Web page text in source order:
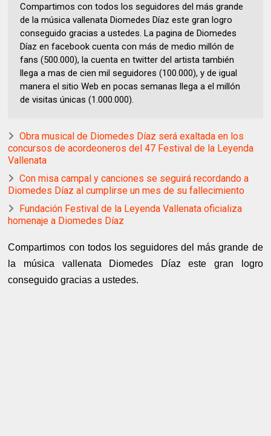
Compartimos con todos los seguidores del más grande
de la música vallenata Diomedes Díaz este gran logro
conseguido gracias a ustedes. La pagina de Diomedes
Díaz en facebook cuenta con más de medio millón de
fans (500.000), la cuenta en twitter del artista también
llega a mas de cien mil seguidores (100.000), y de igual
manera el sitio Web en pocas semanas llega a el millón
de visitas únicas (1.000.000).
Obra musical de Diomedes Díaz será exaltada en los
concursos de acordeoneros del 47 Festival de la Leyenda
Vallenata
Con misa campal y canciones se seguirá recordando a
Diomedes Díaz al cumplirse un mes de su fallecimiento
Fundación Festival de la Leyenda Vallenata oficializa
homenaje a Diomedes Díaz
Compartimos con todos los seguidores del más grande de
la música vallenata Diomedes Díaz este gran logro
conseguido gracias a ustedes.